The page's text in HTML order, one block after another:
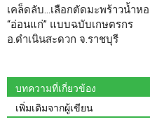
เคล็ดลับ…เลือกตัดมะพร้าวน้ำห
“อ่อนแก่” แบบฉบับเกษตรกร
อ.ดำเนินสะดวก จ.ราชบุรี
บทความที่เกี่ยวข้อง
เพิ่มเติมจากผู้เขียน